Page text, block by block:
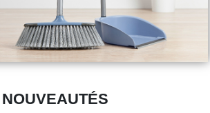
NOUVEAUTÉS